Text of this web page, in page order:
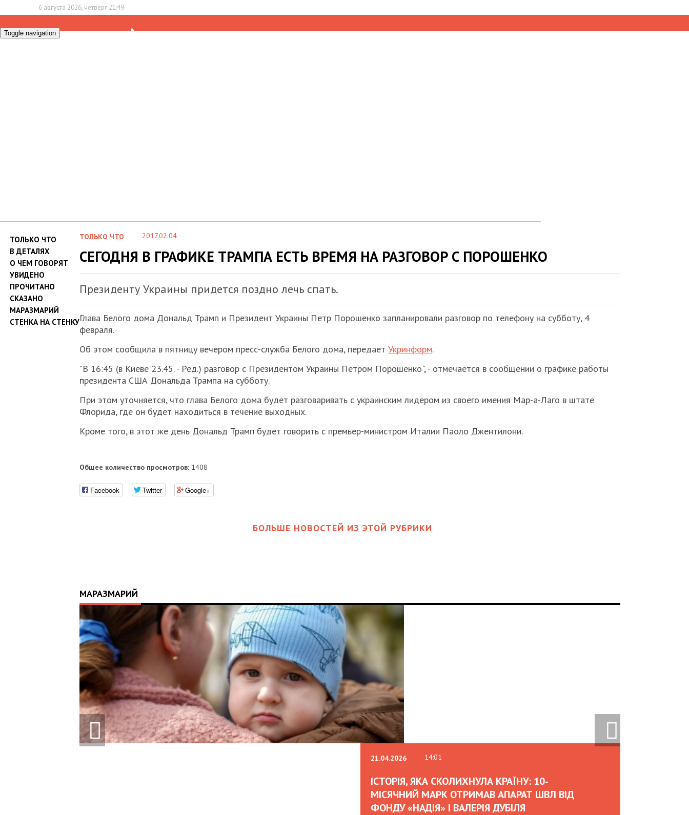
6 августа 2026, четверг 21:49
Toggle navigation
ТОЛЬКО ЧТО
В ДЕТАЛЯХ
О ЧЕМ ГОВОРЯТ
УВИДЕНО
ПРОЧИТАНО
СКАЗАНО
МАРАЗМАРИЙ
СТЕНКА НА СТЕНКУ
ТОЛЬКО ЧТО 2017.02.04
СЕГОДНЯ В ГРАФИКЕ ТРАМПА ЕСТЬ ВРЕМЯ НА РАЗГОВОР С ПОРОШЕНКО
Президенту Украины придется поздно лечь спать.
Глава Белого дома Дональд Трамп и Президент Украины Петр Порошенко запланировали разговор по телефону на субботу, 4
февраля.
Об этом сообщила в пятницу вечером пресс-служба Белого дома, передает Укринформ.
"В 16:45 (в Киеве 23.45. - Ред.) разговор с Президентом Украины Петром Порошенко", - отмечается в сообщении о графике работы
президента США Дональда Трампа на субботу.
При этом уточняется, что глава Белого дома будет разговаривать с украинским лидером из своего имения Мар-а-Лаго в штате
Флорида, где он будет находиться в течение выходных.
Кроме того, в этот же день Дональд Трамп будет говорить с премьер-министром Италии Паоло Джентилони.
Общее количество просмотров: 1408
Facebook Twitter Google+
БОЛЬШЕ НОВОСТЕЙ ИЗ ЭТОЙ РУБРИКИ
МАРАЗМАРИЙ
02.02.2026 07:00
OLEKSII ABASOV: HOW UKRAINIAN BUSINESSES
CAN ATTRACT INTERNATIONAL INVESTMENTS
AND HEDGE RISKS DURING WAR